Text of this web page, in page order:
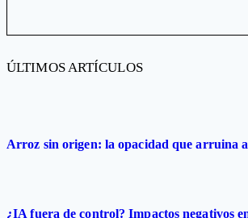
ÚLTIMOS ARTÍCULOS
Arroz sin origen: la opacidad que arruina
¿IA fuera de control? Impactos negativos